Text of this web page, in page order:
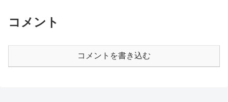
コメント
コメントを書き込む